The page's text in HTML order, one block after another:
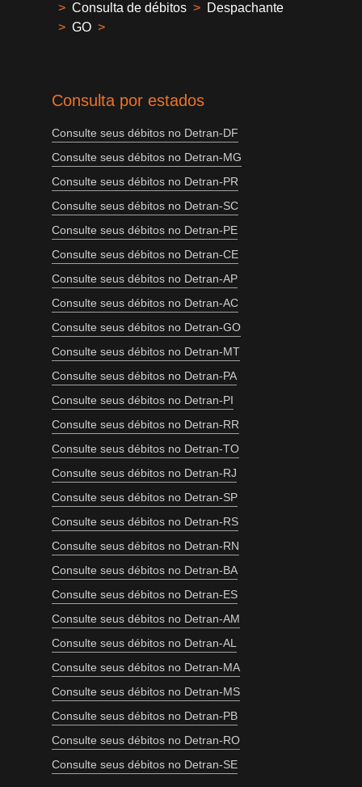
> Consulta de débitos > Despachante
> GO >
Consulta por estados
Consulte seus débitos no Detran-DF
Consulte seus débitos no Detran-MG
Consulte seus débitos no Detran-PR
Consulte seus débitos no Detran-SC
Consulte seus débitos no Detran-PE
Consulte seus débitos no Detran-CE
Consulte seus débitos no Detran-AP
Consulte seus débitos no Detran-AC
Consulte seus débitos no Detran-GO
Consulte seus débitos no Detran-MT
Consulte seus débitos no Detran-PA
Consulte seus débitos no Detran-PI
Consulte seus débitos no Detran-RR
Consulte seus débitos no Detran-TO
Consulte seus débitos no Detran-RJ
Consulte seus débitos no Detran-SP
Consulte seus débitos no Detran-RS
Consulte seus débitos no Detran-RN
Consulte seus débitos no Detran-BA
Consulte seus débitos no Detran-ES
Consulte seus débitos no Detran-AM
Consulte seus débitos no Detran-AL
Consulte seus débitos no Detran-MA
Consulte seus débitos no Detran-MS
Consulte seus débitos no Detran-PB
Consulte seus débitos no Detran-RO
Consulte seus débitos no Detran-SE